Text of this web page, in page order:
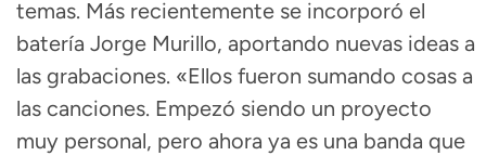
temas. Más recientemente se incorporó el
batería Jorge Murillo, aportando nuevas ideas a
las grabaciones. «Ellos fueron sumando cosas a
las canciones. Empezó siendo un proyecto
muy personal, pero ahora ya es una banda que